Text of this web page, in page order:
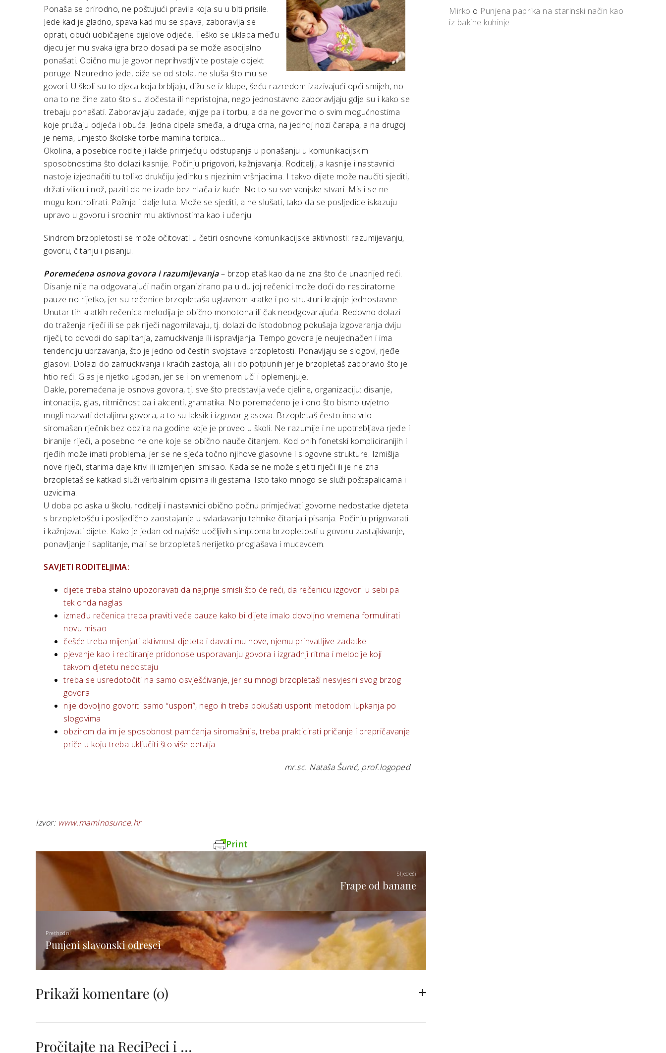
Ponaša se prirodno, ne poštujući pravila koja su u biti prisile.
Jede kad je gladno, spava kad mu se spava, zaboravlja se
oprati, obući uobičajene dijelove odjeće. Teško se uklapa među
djecu jer mu svaka igra brzo dosadi pa se može asocijalno
ponašati. Obično mu je govor neprihvatljiv te postaje objekt
poruge. Neuredno jede, diže se od stola, ne sluša što mu se
govori. U školi su to djeca koja brbljaju, dižu se iz klupe, šeću razredom izazivajući opći smijeh, no
ona to ne čine zato što su zločesta ili nepristojna, nego jednostavno zaboravljaju gdje su i kako se
trebaju ponašati. Zaboravljaju zadaće, knjige pa i torbu, a da ne govorimo o svim mogućnostima
koje pružaju odjeća i obuća. Jedna cipela smeđa, a druga crna, na jednoj nozi čarapa, a na drugoj
je nema, umjesto školske torbe mamina torbica…
Okolina, a posebice roditelji lakše primjećuju odstupanja u ponašanju u komunikacijskim
sposobnostima što dolazi kasnije. Počinju prigovori, kažnjavanja. Roditelji, a kasnije i nastavnici
nastoje izjednačiti tu toliko drukčiju jedinku s njezinim vršnjacima. I takvo dijete može naučiti sjediti,
držati vilicu i nož, paziti da ne izađe bez hlača iz kuće. No to su sve vanjske stvari. Misli se ne
mogu kontrolirati. Pažnja i dalje luta. Može se sjediti, a ne slušati, tako da se posljedice iskazuju
upravo u govoru i srodnim mu aktivnostima kao i učenju.
Sindrom brzopletosti se može očitovati u četiri osnovne komunikacijske aktivnosti: razumijevanju,
govoru, čitanju i pisanju.
Poremećena osnova govora i razumijevanja– brzopletaš kao da ne zna što će unaprijed reći.
Disanje nije na odgovarajući način organizirano pa u duljoj rečenici može doći do respiratorne
pauze no rijetko, jer su rečenice brzopletaša uglavnom kratke i po strukturi krajnje jednostavne.
Unutar tih kratkih rečenica melodija je obično monotona ili čak neodgovarajuća. Redovno dolazi
do traženja riječi ili se pak riječi nagomilavaju, tj. dolazi do istodobnog pokušaja izgovaranja dviju
riječi, to dovodi do saplitanja, zamuckivanja ili ispravljanja. Tempo govora je neujednačen i ima
tendenciju ubrzavanja, što je jedno od čestih svojstava brzopletosti. Ponavljaju se slogovi, rjeđe
glasovi. Dolazi do zamuckivanja i kraćih zastoja, ali i do potpunih jer je brzopletaš zaboravio što je
htio reći. Glas je rijetko ugodan, jer se i on vremenom uči i oplemenjuje.
Dakle, poremećena je osnova govora, tj. sve što predstavlja veće cjeline, organizaciju: disanje,
intonacija, glas, ritmičnost pa i akcenti, gramatika. No poremećeno je i ono što bismo uvjetno
mogli nazvati detaljima govora, a to su laksik i izgovor glasova. Brzopletaš često ima vrlo
siromašan rječnik bez obzira na godine koje je proveo u školi. Ne razumije i ne upotrebljava rjeđe i
biranije riječi, a posebno ne one koje se obično nauče čitanjem. Kod onih fonetski kompliciranijih i
rjeđih može imati problema, jer se ne sjeća točno njihove glasovne i slogovne strukture. Izmišlja
nove riječi, starima daje krivi ili izmijenjeni smisao. Kada se ne može sjetiti riječi ili je ne zna
brzopletaš se katkad služi verbalnim opisima ili gestama. Isto tako mnogo se služi poštapalicama i
uzvicima.
U doba polaska u školu, roditelji i nastavnici obično počnu primjećivati govorne nedostatke djeteta
s brzopletošću i posljedično zaostajanje u svladavanju tehnike čitanja i pisanja. Počinju prigovarati
i kažnjavati dijete. Kako je jedan od najviše uočljivih simptoma brzopletosti u govoru zastajkivanje,
ponavljanje i saplitanje, mali se brzopletaš nerijetko proglašava i mucavcem.
SAVJETI RODITELJIMA:
dijete treba stalno upozoravati da najprije smisli što će reći, da rečenicu izgovori u sebi pa
tek onda naglas
između rečenica treba praviti veće pauze kako bi dijete imalo dovoljno vremena formulirati
novu misao
češće treba mijenjati aktivnost djeteta i davati mu nove, njemu prihvatljive zadatke
pjevanje kao i recitiranje pridonose usporavanju govora i izgradnji ritma i melodije koji
takvom djetetu nedostaju
treba se usredotočiti na samo osvješćivanje, jer su mnogi brzopletaši nesvjesni svog brzog
govora
nije dovoljno govoriti samo “uspori”, nego ih treba pokušati usporiti metodom lupkanja po
slogovima
obzirom da im je sposobnost pamćenja siromašnija, treba prakticirati pričanje i prepričavanje
priče u koju treba uključiti što više detalja
mr.sc. Nataša Šunić, prof.logoped
Izvor: www.maminosunce.hr
Print
Sljedeći
Frape od banane
Prethodni
Punjeni slavonski odresci
Prikaži komentare (0)
Mirko o Punjena paprika na starinski način kao
iz bakine kuhinje
Pročitajte na ReciPeci i …